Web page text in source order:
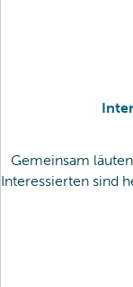
Gemeinsam
Interessierten sind